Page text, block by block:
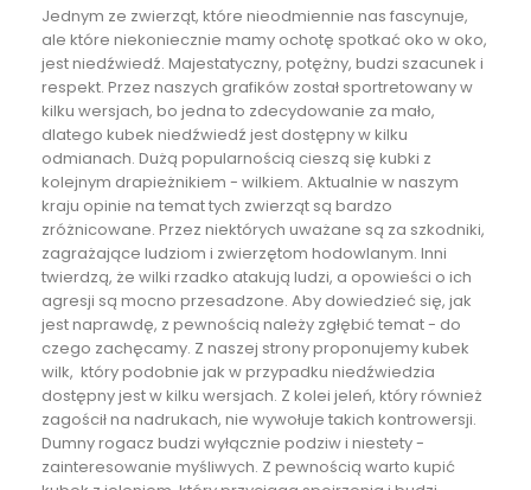
Jednym ze zwierząt, które nieodmiennie nas fascynuje,
ale które niekoniecznie mamy ochotę spotkać oko w oko,
jest niedźwiedź. Majestatyczny, potężny, budzi szacunek i
respekt. Przez naszych grafików został sportretowany w
kilku wersjach, bo jedna to zdecydowanie za mało,
dlatego kubek niedźwiedź jest dostępny w kilku
odmianach. Dużą popularnością cieszą się kubki z
kolejnym drapieżnikiem - wilkiem. Aktualnie w naszym
kraju opinie na temat tych zwierząt są bardzo
zróżnicowane. Przez niektórych uważane są za szkodniki,
zagrażające ludziom i zwierzętom hodowlanym. Inni
twierdzą, że wilki rzadko atakują ludzi, a opowieści o ich
agresji są mocno przesadzone. Aby dowiedzieć się, jak
jest naprawdę, z pewnością należy zgłębić temat - do
czego zachęcamy. Z naszej strony proponujemykubek
wilk, który podobnie jak w przypadku niedźwiedzia
dostępny jest w kilku wersjach. Z kolei jeleń, który również
zagościł na nadrukach, nie wywołuje takich kontrowersji.
Dumny rogacz budzi wyłącznie podziw i niestety -
zainteresowanie myśliwych. Z pewnością warto kupić